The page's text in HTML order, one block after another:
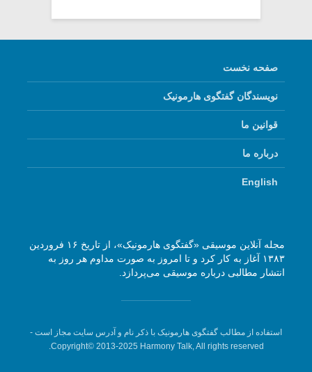
صفحه نخست
نویسندگان گفتگوی هارمونیک
قوانین ما
درباره ما
English
مجله آنلاین موسیقی «گفتگوی هارمونیک»، از تاریخ ۱۶ فروردین
۱۳۸۳ آغاز به کار کرد و تا امروز به صورت مداوم هر روز به
انتشار مطالبی درباره موسیقی می‌پردازد.
استفاده از مطالب گفتگوی هارمونیک با ذکر نام و آدرس سایت مجاز است -
Copyright© 2013-2025 Harmony Talk, All rights reserved.